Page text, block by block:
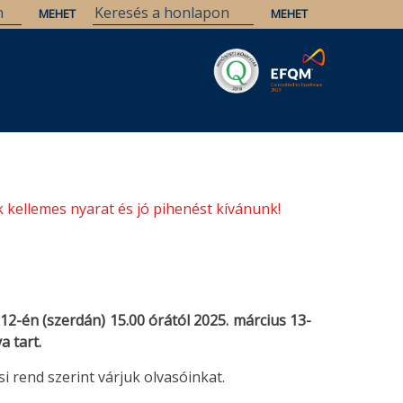
nyarat és jó pihenést kívánunk!
én (szerdán) 15.00 órától 2025. március 13-
tart.
rend szerint várjuk olvasóinkat.